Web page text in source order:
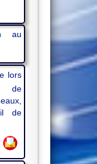
au
lors
de
de